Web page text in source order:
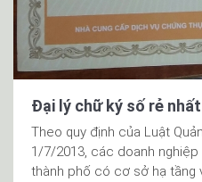
Đại lý chữ ký số rẻ
Theo quy định của Luật
1/7/2013, các doanh
thành phố có cơ sở hạ tầng